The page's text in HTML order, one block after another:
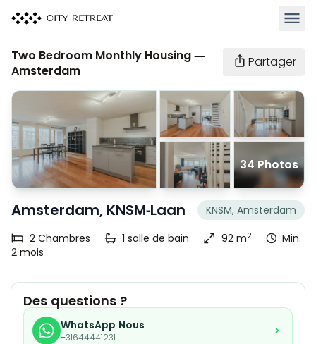
Two Bedroom Monthly Housing —
Amsterdam
Partager
34 Photos
Amsterdam, KNSM-Laan
KNSM, Amsterdam
2 Chambres 1 salle de bain 92 m2
Min.
2 mois
Des questions ?
WhatsApp Nous
+31644441231